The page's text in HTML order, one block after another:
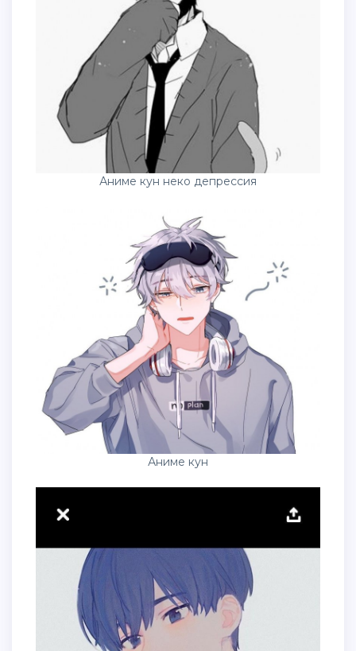
Аниме кун неко депрессия
Аниме кун